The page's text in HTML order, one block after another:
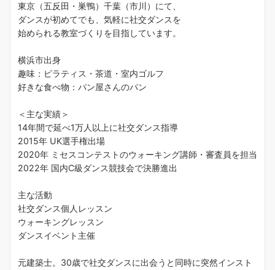
東京（五反田・巣鴨）千葉（市川）にて、
ダンスが初めてでも、気軽に社交ダンスを
始められる教室づくりを目指しています。
横浜市出身
趣味：ピラティス・茶道・室内ゴルフ
好きな食べ物：パン屋さんのパン
＜主な実績＞
14年間で延べ1万人以上に社交ダンス指導
2015年 UK選手権出場
2020年 ミセスコンテストのウォーキング講師・審査員を担当
2022年 国内C級ダンス競技会で決勝進出
主な活動
社交ダンス個人レッスン
ウォーキングレッスン
ダンスイベント主催
元建築士。30歳で社交ダンスに出会うと同時に突然インスト